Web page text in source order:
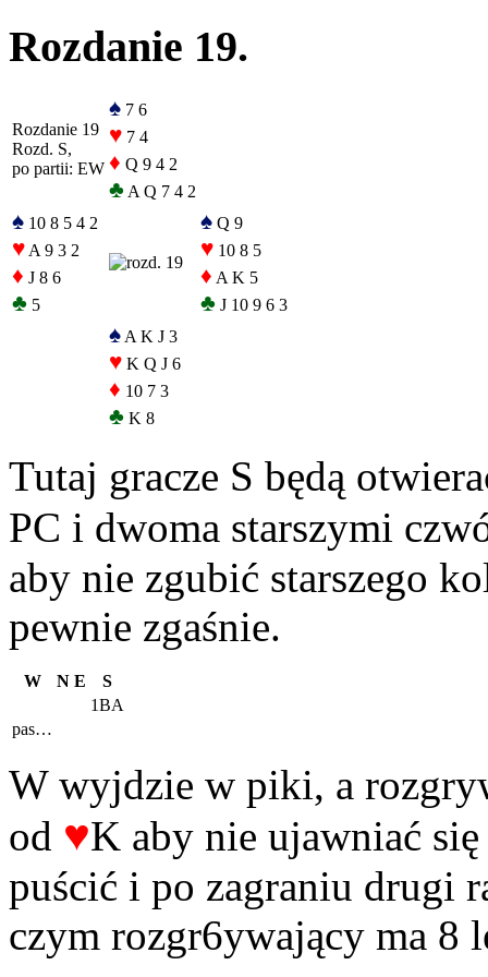
Rozdanie 19.
Rozdanie 19
Rozd. S,
po partii: EW
♠ 7 6
♥ 7 4
♦ Q 9 4 2
♣ A Q 7 4 2
♠ 10 8 5 4 2
♥ A 9 3 2
♦ J 8 6
♣ 5
♠ Q 9
♥ 10 8 5
♦ A K 5
♣ J 10 9 6 3
♠ A K J 3
♥ K Q J 6
♦ 10 7 3
♣ K 8
Tutaj gracze S będą
PC i dwoma starszymi
aby nie zgubić starszego
pewnie zgaśnie.
W N E
S
1BA
pas…
W wyjdzie w piki, a
od ♥K aby nie ujawniać
puścić i po zagraniu drugi
czym rozgr6ywający ma 8